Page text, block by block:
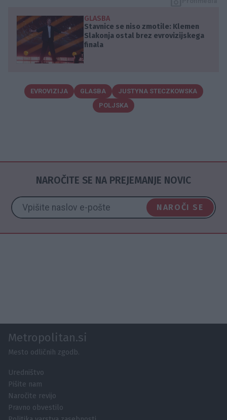
GLASBA
Stavnice se niso zmotile: Klemen
Slakonja ostal brez evrovizijskega
finala
EVROVIZIJA GLASBA
JUSTYNA STECZKOWSKA
POLJSKA
NAROČITE SE NA PREJEMANJE NOVIC
NAROČI SE
Metropolitan.si
Mesto odličnih zgodb.
Uredništvo
Pišite nam
Naročite revijo
Pravno obvestilo